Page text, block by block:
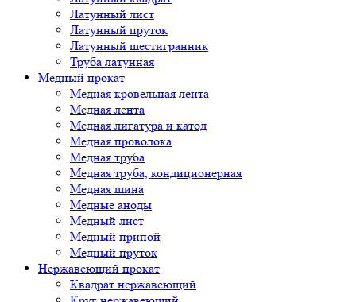
Латунный лист
Латунный пруток
Латунный шестигранник
Труба латунная
Медный прокат
Медная кровельная лента
Медная лента
Медная лигатура и катод
Медная проволока
Медная труба
Медная труба, кондиционерная
Медная шина
Медные аноды
Медный лист
Медный припой
Медный пруток
Нержавеющий прокат
Квадрат нержавеющий